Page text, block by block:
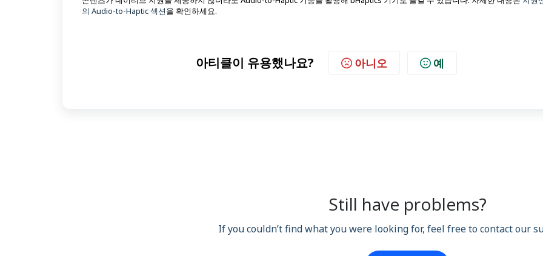
의 Audio-to-Haptic 섹션을 확인하세요.
아티클이 유용했나요? 아니오 예
Still have problems?
If you couldn’t find what you were looking for, feel free to contact our